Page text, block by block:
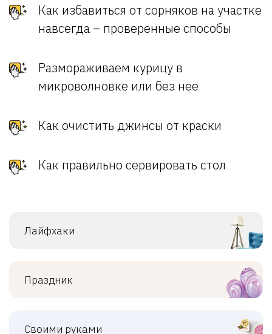
Как избавиться от сорняков на участке
навсегда – проверенные способы
Размораживаем курицу в
микроволновке или без нее
Как очистить джинсы от краски
Как правильно сервировать стол
Лайфхаки
Праздник
Своими руками